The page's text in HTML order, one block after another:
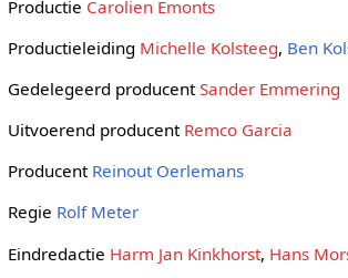
Productie Carolien Emonts
Productieleiding Michelle Kolsteeg, Ben
Gedelegeerd producentSander Emmering
Uitvoerend producent Remco Garcia
Producent Reinout Oerlemans
Regie Rolf Meter
Eindredactie Harm Jan Kinkhorst, Hans